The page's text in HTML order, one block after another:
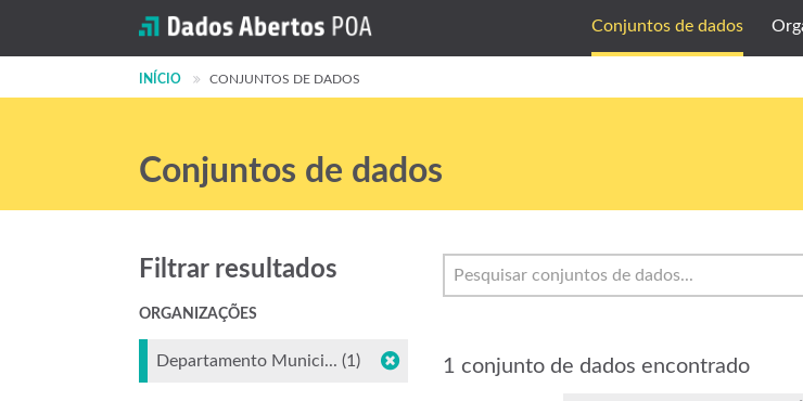
Conjuntos de dados
INÍCIO CONJUNTOS DE DADOS
Conjuntos de dados
1 conjunto de dados encontrado
Filtrar resultados
ORGANIZAÇÕES
Departamento Munici... (1)